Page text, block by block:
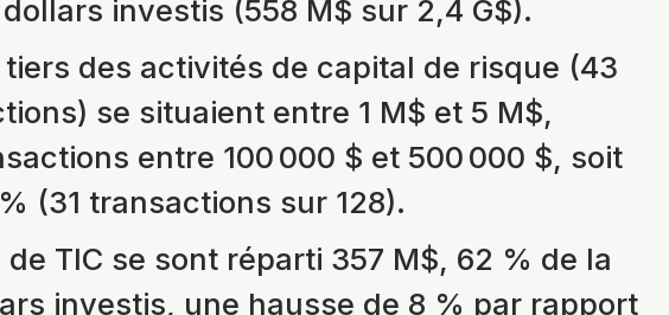
investis (558 M$ sur 2,4 G$).
des activités de capital de risque (43
se situaient entre 1 M$ et 5 M$,
entre 100 000 $ et 500 000 $, soit
(31 transactions sur 128).
TIC se sont réparti 357 M$, 62 % de la
investis, une hausse de 8 % par rapport